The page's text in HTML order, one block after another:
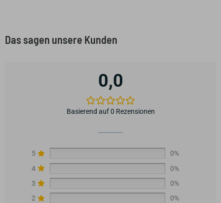
Das sagen unsere Kunden
0,0
Basierend auf 0 Rezensionen
5
0%
4
0%
3
0%
2
0%